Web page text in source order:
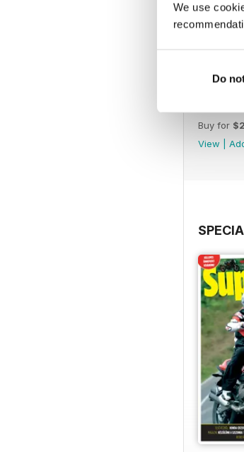
We use
Do
Buy for
View